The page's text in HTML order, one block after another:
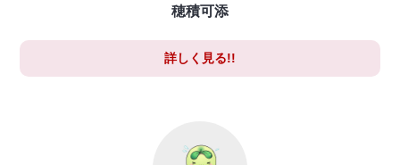
穂積可添
詳しく見る!!